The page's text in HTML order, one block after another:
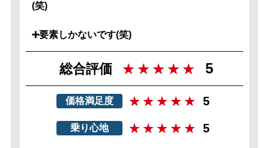
(笑)
➕要素しかないです(笑)
総合評価 5
価格満足度 5
乗り心地 5